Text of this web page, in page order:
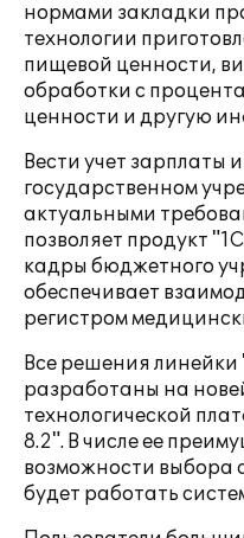
нормами закладки
технологии
пищевой ценности,
обработки с
ценности и другую
Вести учет зарплаты
государственном
актуальными
позволяет продукт
кадры бюджетного
обеспечивает
регистром
Все решения
разработаны на
технологической
8.2". В числе ее
возможности выбора
будет работать